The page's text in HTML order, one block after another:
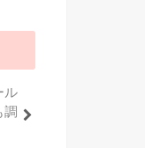
ル
調